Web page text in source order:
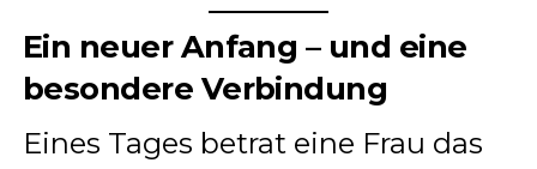
Ein neuer Anfang – und eine
besondere Verbindung
Eines Tages betrat eine Frau das